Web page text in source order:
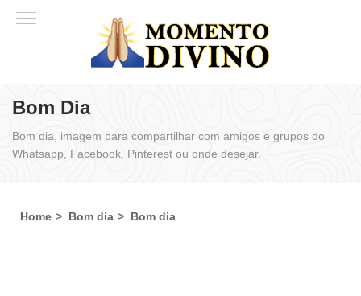
Bom Dia
Bom dia, imagem para compartilhar com amigos e grupos do
Whatsapp, Facebook, Pinterest ou onde desejar.
Home Bom dia Bom dia